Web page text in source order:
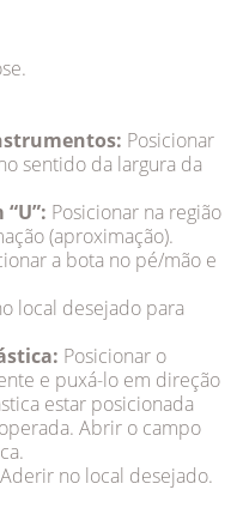
Posicionar
sentido da largura da
Posicionar na região
(aproximação).
a bota no pé/mão e
local desejado para
Posicionar o
e puxá-lo em direção
estar posicionada
Abrir o campo
Aderir no local desejado.